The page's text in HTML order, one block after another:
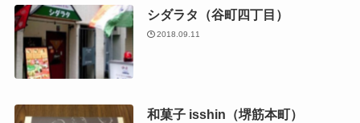
シダラタ（谷町四丁目）
2018.09.11
和菓子 isshin（堺筋本町）